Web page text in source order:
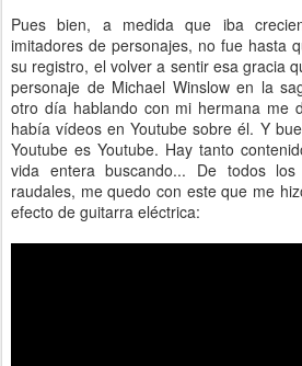
Pues bien, a medida que iba
imitadores de personajes, no fue hasta
su registro, el volver a sentir esa gracia
personaje de Michael Winslow en la
otro día hablando con mi hermana me
había vídeos en Youtube sobre él. Y
Youtube es Youtube. Hay tanto
vida entera buscando... De todos
raudales, me quedo con este que me
efecto de guitarra eléctrica: